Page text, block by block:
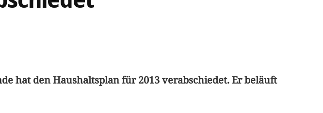
hat den Haushaltsplan für 2013 verabschiedet. Er beläuft